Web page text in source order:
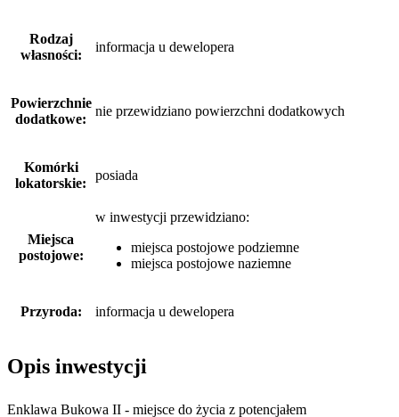
Rodzaj
własności:
informacja u dewelopera
Powierzchnie
dodatkowe:
nie przewidziano powierzchni dodatkowych
Komórki
lokatorskie:
posiada
Miejsca
postojowe:
w inwestycji przewidziano:
miejsca postojowe podziemne
miejsca postojowe naziemne
Przyroda: informacja u dewelopera
Opis inwestycji
Enklawa Bukowa II - miejsce do życia z potencjałem